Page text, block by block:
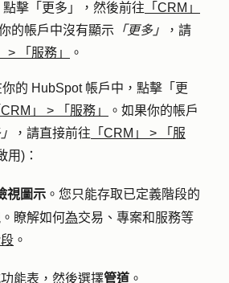
點擊 「更多」 ，然後前往 「CRM」
的帳戶中沒有顯示 「更多」
，請
> 「服務」 。
你的 HubSpot 帳戶中，點擊 「更
CRM」 > 「服務」
。如果你的帳戶
，請直接前往 「CRM」 >
「服
用)：
視圖示 。 您只能存取已定義階段的
瞭解如何為交易、專案和服務等
。
能表，然後選擇管道 。